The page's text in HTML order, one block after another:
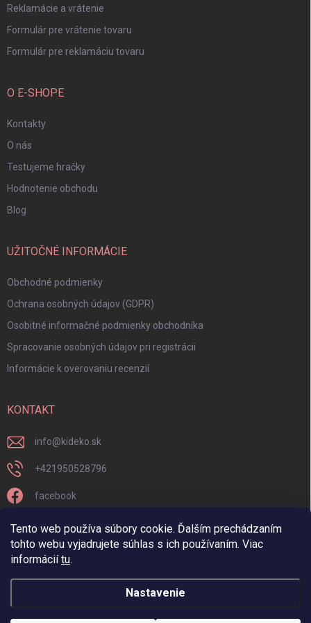
Tento web používa súbory cookie. Ďalším prechádzaním
tohto webu vyjadrujete súhlas s ich používaním. Viac
informáciítu.
Nastavenie
Reklamácie a vrátenie
Formulár pre vrátenie tovaru
Formulár pre reklamáciu tovaru
O E-SHOPE
Kontakty
O nás
Testujeme hračky
Hodnotenie obchodu
Blog
UŽITOČNÉ INFORMÁCIE
Obchodné podmienky
Ochrana osobných údajov (GDPR)
Osobitné informačné podmienky obchodníka
Spracovanie osobných údajov pri registrácii
Informácie k overovaniu recenzií
KONTAKT
info@kideko.sk
+421950528796
facebook
kideko.sk/